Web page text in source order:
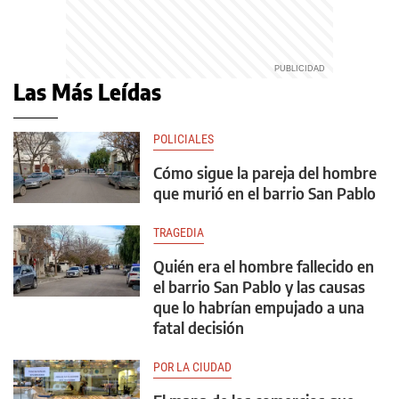
Las Más Leídas
POLICIALES
Cómo sigue la pareja del hombre
que murió en el barrio San Pablo
TRAGEDIA
Quién era el hombre fallecido en
el barrio San Pablo y las causas
que lo habrían empujado a una
fatal decisión
POR LA CIUDAD